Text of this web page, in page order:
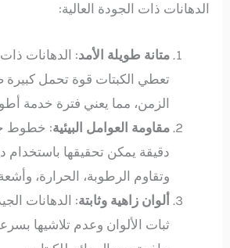
الدهانات ذات الجودة العالية:
متانة طويلة الأمد: الدهانات ذات
تعطي الكبتات قوة تحمل كبيرة
الزمن، مما يعني فترة خدمة
مقاومة العوامل البيئية: خطوط
دقيقة يمكن تحقيقها باستخدام
وتقاوم الرطوبة، الحرارة،
ألوان زاهية وثابتة: الدهانات
ثبات الألوان وعدم تلاشيها